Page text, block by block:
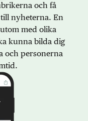
och få
nyheterna. En
med olika
kunna bilda dig
och personerna